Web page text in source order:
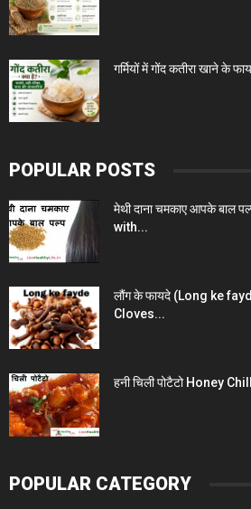
गर्मियों में गोंद कतीरा खाने के
POPULAR POSTS
मेथी दाना चमकाए आपके बाल
with...
लौंग के फायदे (Long ke
Cloves...
हनी चिली पोटैटो Honey
POPULAR CATEGORY